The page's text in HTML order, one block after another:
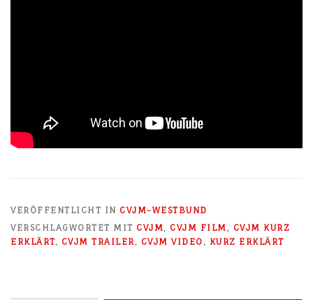
VERÖFFENTLICHT IN CVJM-WESTBUND
VERSCHLAGWORTET MIT CVJM, CVJM FILM , CVJM KURZ
ERKLÄRT, CVJM TRAILER, CVJM VIDEO , KURZ ERKLÄRT